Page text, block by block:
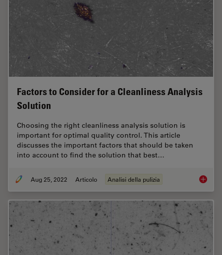
Factors to Consider for a Cleanliness Analysis
Solution
Choosing the right cleanliness analysis solution is
important for optimal quality control. This article
discusses the important factors that should be taken
into account to find the solution that best…
Aug 25, 2022 Articolo Analisi della pulizia Factors